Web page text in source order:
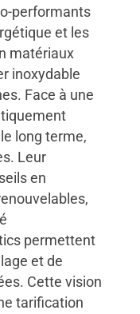
performants
et les
matériaux
inoxydable
Face à une
long terme,
Leur
en
permettent
et de
Cette vision
tarification